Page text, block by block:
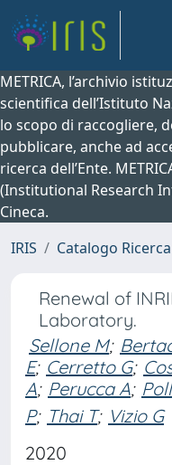
METRICA, l’archivio
scientifica dell’Istituto
lo scopo di raccogliere,
pubblicare, anche ad
ricerca dell’Ente.
(Institutional Research
Cineca.
IRIS
Catalogo Ricerca
Renewal of
Laboratory.
Sellone M;
E; Cerretto G;
A; Perucca A;
P; Thai T; Vizio G
2020